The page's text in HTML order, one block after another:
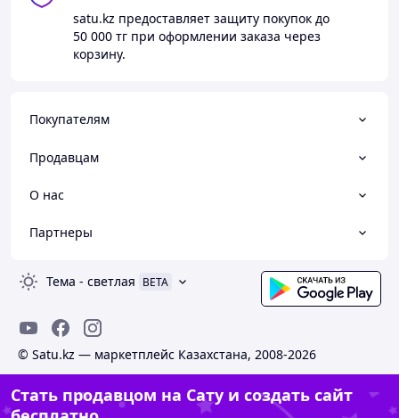
satu.kz предоставляет защиту покупок до
50 000 тг при оформлении заказа через
корзину.
Покупателям
Продавцам
О нас
Партнеры
Тема - светлая BETA
© Satu.kz — маркетплейс Казахстана, 2008-2026
Стать продавцом на Сату и создать сайт